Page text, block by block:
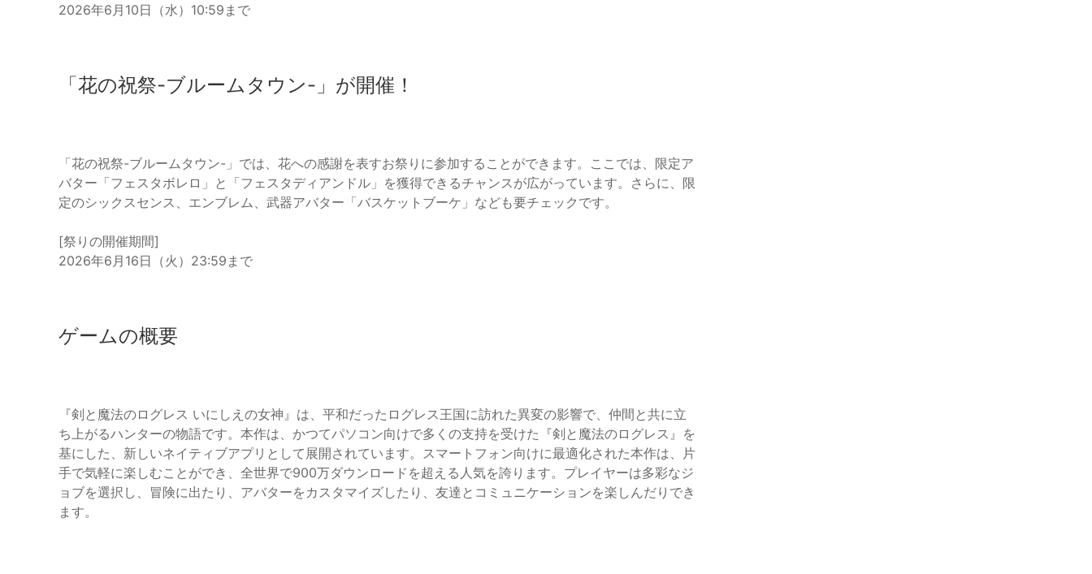
2026年6月10日（水）10:59まで
「花の祝祭-ブルームタウン-」が開催！
「花の祝祭-ブルームタウン-」では、花への感謝を表すお祭りに参加することができます。ここでは、限定ア
バター「フェスタボレロ」と「フェスタディアンドル」を獲得できるチャンスが広がっています。さらに、限
定のシックスセンス、エンブレム、武器アバター「バスケットブーケ」なども要チェックです。
[祭りの開催期間]
2026年6月16日（火）23:59まで
ゲームの概要
『剣と魔法のログレス いにしえの女神』は、平和だったログレス王国に訪れた異変の影響で、仲間と共に立
ち上がるハンターの物語です。本作は、かつてパソコン向けで多くの支持を受けた『剣と魔法のログレス』を
基にした、新しいネイティブアプリとして展開されています。スマートフォン向けに最適化された本作は、片
手で気軽に楽しむことができ、全世界で900万ダウンロードを超える人気を誇ります。プレイヤーは多彩なジ
ョブを選択し、冒険に出たり、アバターをカスタマイズしたり、友達とコミュニケーションを楽しんだりでき
ます。